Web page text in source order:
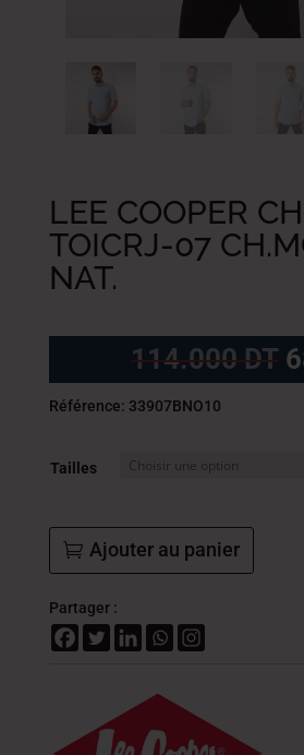
LEE COOPER
TOICRJ-07
NAT.
114.000DT
Référence: 33907BNO10
Tailles
Ajouter au panier
Partager :